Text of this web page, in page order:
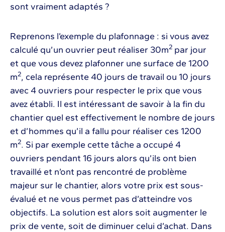
sont vraiment adaptés ?
Reprenons l’exemple du plafonnage : si vous avez
calculé qu’un ouvrier peut réaliser 30m2 par jour
et que vous devez plafonner une surface de 1200
m2, cela représente 40 jours de travail ou 10 jours
avec 4 ouvriers pour respecter le prix que vous
avez établi. Il est intéressant de savoir à la fin du
chantier quel est effectivement le nombre de jours
et d’hommes qu’il a fallu pour réaliser ces 1200
m2. Si par exemple cette tâche a occupé 4
ouvriers pendant 16 jours alors qu’ils ont bien
travaillé et n’ont pas rencontré de problème
majeur sur le chantier, alors votre prix est sous-
évalué et ne vous permet pas d’atteindre vos
objectifs. La solution est alors soit augmenter le
prix de vente, soit de diminuer celui d’achat. Dans